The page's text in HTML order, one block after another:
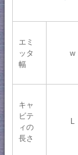
エミ
ッタ
幅
w
キャ
ビテ
ィの
長さ